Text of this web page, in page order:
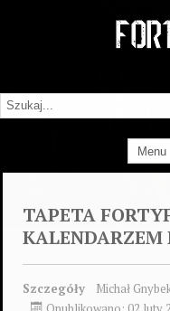
TAPETA
Szczegóły Michał